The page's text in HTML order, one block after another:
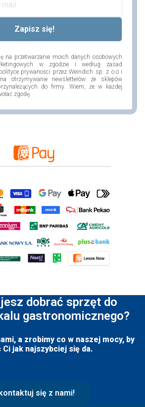
na przetwarzanie moich danych osobowych
w zgodzie i według zasad
prywaności przez Weindich sp. z o.o i
otrzymywanie newsletterów ze sklepów
do firmy. Wiem, że w każdej
zgodę.
dobrać sprzęt do
gastronomicznego?
a zrobimy co w naszej mocy, by
Ci jak najszybciej się da.
się z nami!